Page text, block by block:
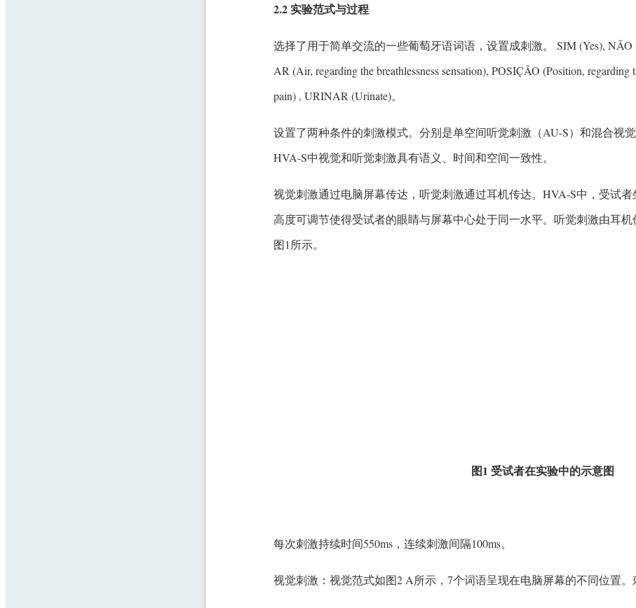
2.2 实验范式与过程
选择了用于简单交流的一些葡萄牙语词语，设置成刺激。 SIM (Yes), NÃO
AR (Air, regarding the breathlessness sensation), POSIÇÃO (Position, regarding
pain) , URINAR (Urinate)。
设置了两种条件的刺激模式。分别是单空间听觉刺激（AU-S）和混合视
HVA-S中视觉和听觉刺激具有语义、时间和空间一致性。
视觉刺激通过电脑屏幕传达，听觉刺激通过耳机传达。HVA-S中，受试
高度可调节使得受试者的眼睛与屏幕中心处于同一水平。听觉刺激由耳
图1所示。
图1 受试者在实验中的示意图
每次刺激持续时间550ms，连续刺激间隔100ms。
视觉刺激：视觉范式如图2 A所示，7个词语呈现在电脑屏幕的不同位置。